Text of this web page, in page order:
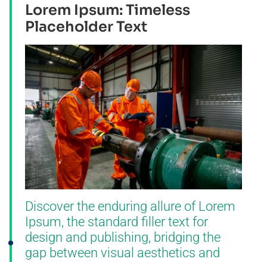
Lorem Ipsum: Timeless
Placeholder Text
Discover the enduring allure of Lorem
Ipsum, the standard filler text for
design and publishing, bridging the
gap between visual aesthetics and